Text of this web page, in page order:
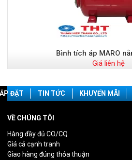
Bình tích áp MARO
Giá liên hệ
ĐẶT TIN TỨC KHUYẾN MÃI
VỀ CHÚNG TÔI
Hàng đầy đủ CO/CQ
Giá cả cạnh tranh
Giao hàng đúng thỏa thuận